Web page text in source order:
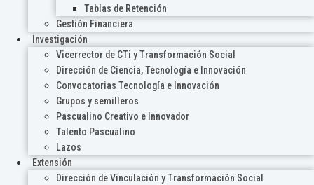
Tablas de Retención
Gestión Financiera
Investigación
Vicerrector de CTi y Transformación Social
Dirección de Ciencia, Tecnología e Innovación
Convocatorias Tecnología e Innovación
Grupos y semilleros
Pascualino Creativo e Innovador
Talento Pascualino
Lazos
Extensión
Dirección de Vinculación y Transformación Social